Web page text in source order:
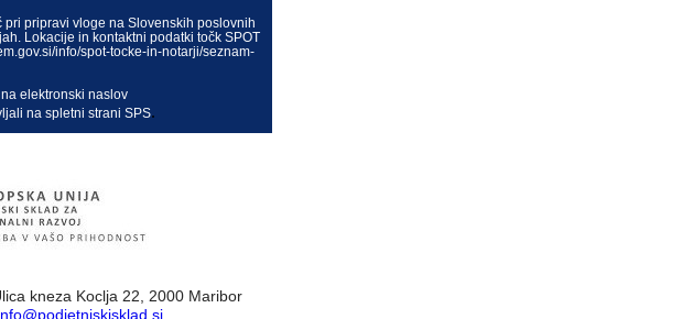
pri pripravi vloge na Slovenskih poslovnih
Lokacije in kontaktni podatki točk SPOT
info/spot-tocke-in-notarji/seznam-
elektronski naslov
na spletni strani SPS.
kneza Koclja 22, 2000 Maribor